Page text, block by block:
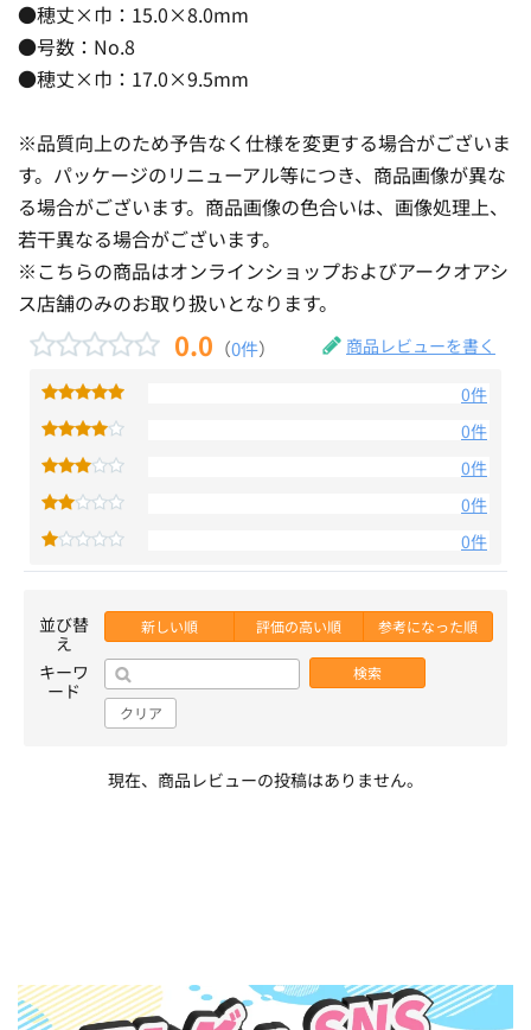
●穂丈×巾：15.0×8.0mm
●号数：No.8
●穂丈×巾：17.0×9.5mm
※品質向上のため予告なく仕様を変更する場合がございま
す。パッケージのリニューアル等につき、商品画像が異な
る場合がございます。商品画像の色合いは、画像処理上、
若干異なる場合がございます。
※こちらの商品はオンラインショップおよびアークオアシ
ス店舗のみのお取り扱いとなります。
0.0 （0件） 商品レビューを書く
0件
0件
0件
0件
0件
並び替
え
新しい順 評価の高い順 参考になった順
キーワ
ード
検索
クリア
現在、商品レビューの投稿はありません。